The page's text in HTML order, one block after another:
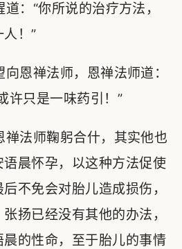
：“你所说的治疗方法，
！”
恩禅法师，恩禅法师道：
许只是一味药引！”
法师鞠躬合什，其实他也
晨怀孕，以这种方法促使
不免会对胎儿造成损伤，
扬已经没有其他的办法，
的性命，至于胎儿的事情